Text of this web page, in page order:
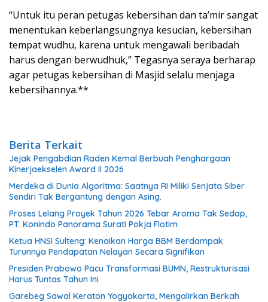
“Untuk itu peran petugas kebersihan dan ta’mir sangat
menentukan keberlangsungnya kesucian, kebersihan
tempat wudhu, karena untuk mengawali beribadah
harus dengan berwudhuk,” Tegasnya seraya berharap
agar petugas kebersihan di Masjid selalu menjaga
kebersihannya.**
Berita Terkait
Jejak Pengabdian Raden Kemal Berbuah Penghargaan
Kinerjaekselen Award II 2026
Merdeka di Dunia Algoritma: Saatnya RI Miliki Senjata Siber
Sendiri Tak Bergantung dengan Asing.
Proses Lelang Proyek Tahun 2026 Tebar Aroma Tak Sedap,
PT. Konindo Panorama Surati Pokja Flotim
Ketua HNSI Sulteng: Kenaikan Harga BBM Berdampak
Turunnya Pendapatan Nelayan Secara Signifikan
Presiden Prabowo Pacu Transformasi BUMN, Restrukturisasi
Harus Tuntas Tahun Ini
Garebeg Sawal Keraton Yogyakarta, Mengalirkan Berkah